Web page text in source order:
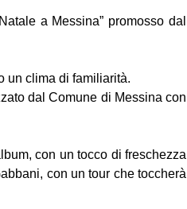
a Messina” promosso dal
un clima di familiarità.
dal Comune di Messina con
con un tocco di freschezza
con un tour che toccherà